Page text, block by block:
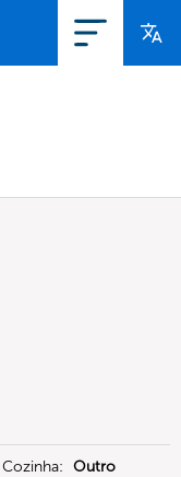
Cozinha: Outro